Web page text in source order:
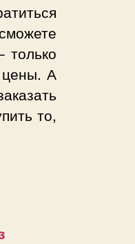
только
цены. А
то,